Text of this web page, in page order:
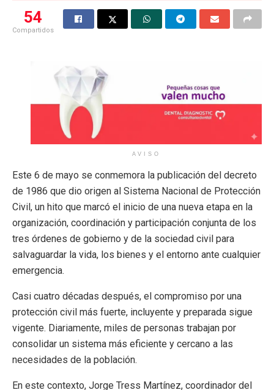
54
Compartidos
AVISO
Este 6 de mayo se conmemora la publicación del decreto
de 1986 que dio origen al Sistema Nacional de Protección
Civil, un hito que marcó el inicio de una nueva etapa en la
organización, coordinación y participación conjunta de los
tres órdenes de gobierno y de la sociedad civil para
salvaguardar la vida, los bienes y el entorno ante cualquier
emergencia.
Casi cuatro décadas después, el compromiso por una
protección civil más fuerte, incluyente y preparada sigue
vigente. Diariamente, miles de personas trabajan por
consolidar un sistema más eficiente y cercano a las
necesidades de la población.
En este contexto, Jorge Tress Martínez, coordinador del